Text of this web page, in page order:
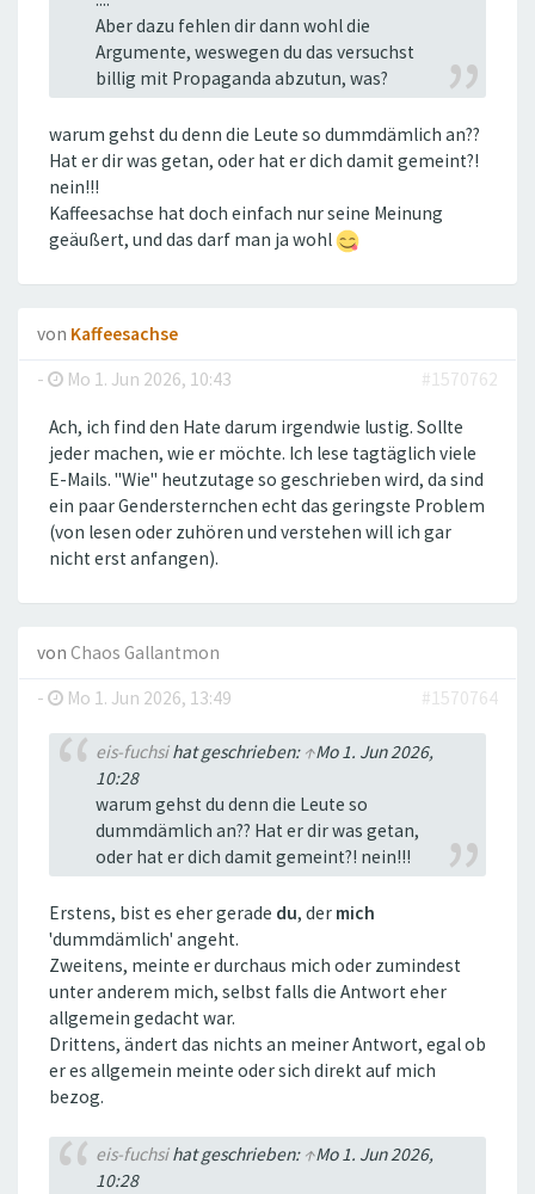
Aber dazu fehlen dir dann wohl die
Argumente, weswegen du das versuchst
billig mit Propaganda abzutun, was?
warum gehst du denn die Leute so dummdämlich an??
Hat er dir was getan, oder hat er dich damit gemeint?!
nein!!!
Kaffeesachse hat doch einfach nur seine Meinung
geäußert, und das darf man ja wohl
von Kaffeesachse
-
Mo 1. Jun 2026, 10:43 #1570762
Ach, ich find den Hate darum irgendwie lustig. Sollte
jeder machen, wie er möchte. Ich lese tagtäglich viele
E-Mails. "Wie" heutzutage so geschrieben wird, da sind
ein paar Gendersternchen echt das geringste Problem
(von lesen oder zuhören und verstehen will ich gar
nicht erst anfangen).
von Chaos Gallantmon
-
Mo 1. Jun 2026, 13:49 #1570764
eis-fuchsihat geschrieben: ↑Mo 1. Jun 2026,
10:28
warum gehst du denn die Leute so
dummdämlich an?? Hat er dir was getan,
oder hat er dich damit gemeint?! nein!!!
Erstens, bist es eher gerade du, der mich
'dummdämlich' angeht.
Zweitens, meinte er durchaus mich oder zumindest
unter anderem mich, selbst falls die Antwort eher
allgemein gedacht war.
Drittens, ändert das nichts an meiner Antwort, egal ob
er es allgemein meinte oder sich direkt auf mich
bezog.
eis-fuchsihat geschrieben: ↑Mo 1. Jun 2026,
10:28